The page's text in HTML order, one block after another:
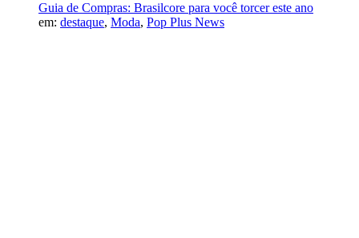
Guia de Compras: Brasilcore para você torcer este ano
em: destaque, Moda, Pop Plus News